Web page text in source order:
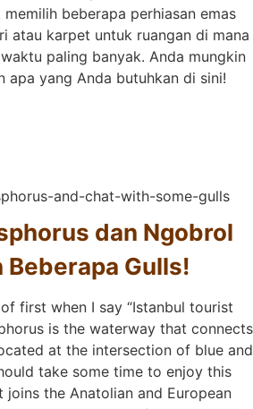
beberapa perhiasan emas
atau karpet untuk ruangan di mana
paling banyak. Anda mungkin
apa yang Anda butuhkan di sini!
dan Ngobrol
Beberapa Gulls!
first when I say “Istanbul tourist
is the waterway that connects
at the intersection of blue and
take some time to enjoy this
the Anatolian and European